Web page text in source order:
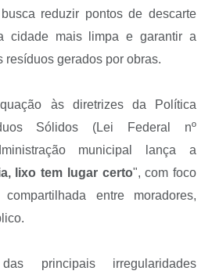
reduzir pontos de descarte
cidade mais limpa e garantir a
resíduos gerados por obras.
às diretrizes da Política
Sólidos (Lei Federal nº
municipal lança a
lixo tem lugar certo", com foco
entre moradores,
principais irregularidades